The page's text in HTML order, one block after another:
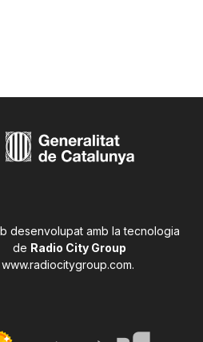
desenvolupat amb la tecnologia
de Radio City Group
www.radiocitygroup.com.